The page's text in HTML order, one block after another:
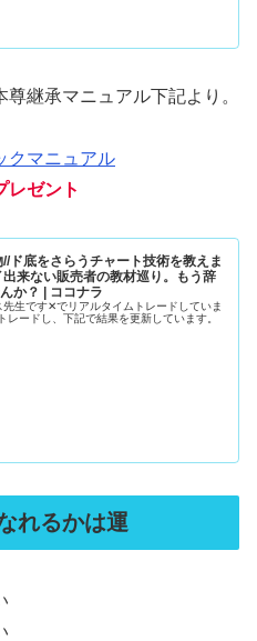
継承マニュアル下記より。
クマニュアル
レゼント
ド底をさらうチャート技術を教えま
来ない販売者の教材巡り。もう辞
か？ | ココナラ
生です✕でリアルタイムトレードしていま
レードし、下記で結果を更新しています。
れるかは運